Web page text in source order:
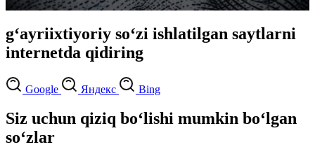
g‘ayriixtiyoriy so‘zi ishlatilgan saytlarni
internetda qidiring
Google Яндекс Bing
Siz uchun qiziq bo‘lishi mumkin bo‘lgan
so‘zlar